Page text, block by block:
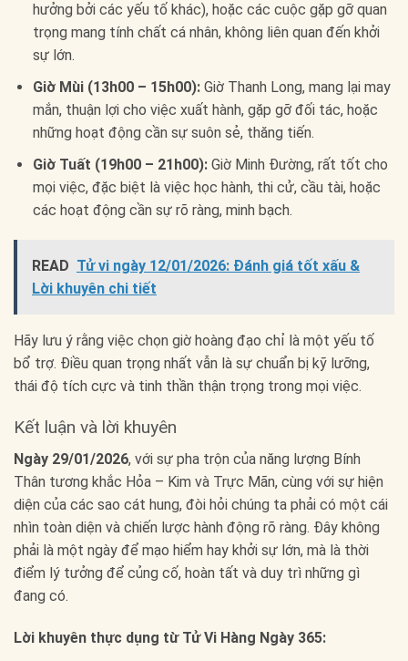
hưởng bởi các yếu tố khác), hoặc các cuộc gặp gỡ quan
trọng mang tính chất cá nhân, không liên quan đến khởi
sự lớn.
Giờ Mùi (13h00 – 15h00):Giờ Thanh Long, mang lại may
mắn, thuận lợi cho việc xuất hành, gặp gỡ đối tác, hoặc
những hoạt động cần sự suôn sẻ, thăng tiến.
Giờ Tuất (19h00 – 21h00):Giờ Minh Đường, rất tốt cho
mọi việc, đặc biệt là việc học hành, thi cử, cầu tài, hoặc
các hoạt động cần sự rõ ràng, minh bạch.
READ Tử vi ngày 12/01/2026: Đánh giá tốt xấu &
Lời khuyên chi tiết
Hãy lưu ý rằng việc chọn giờ hoàng đạo chỉ là một yếu tố
bổ trợ. Điều quan trọng nhất vẫn là sự chuẩn bị kỹ lưỡng,
thái độ tích cực và tinh thần thận trọng trong mọi việc.
Kết luận và lời khuyên
Ngày 29/01/2026, với sự pha trộn của năng lượng Bính
Thân tương khắc Hỏa – Kim và Trực Mãn, cùng với sự hiện
diện của các sao cát hung, đòi hỏi chúng ta phải có một cái
nhìn toàn diện và chiến lược hành động rõ ràng. Đây không
phải là một ngày để mạo hiểm hay khởi sự lớn, mà là thời
điểm lý tưởng để củng cố, hoàn tất và duy trì những gì
đang có.
Lời khuyên thực dụng từ Tử Vi Hàng Ngày 365: